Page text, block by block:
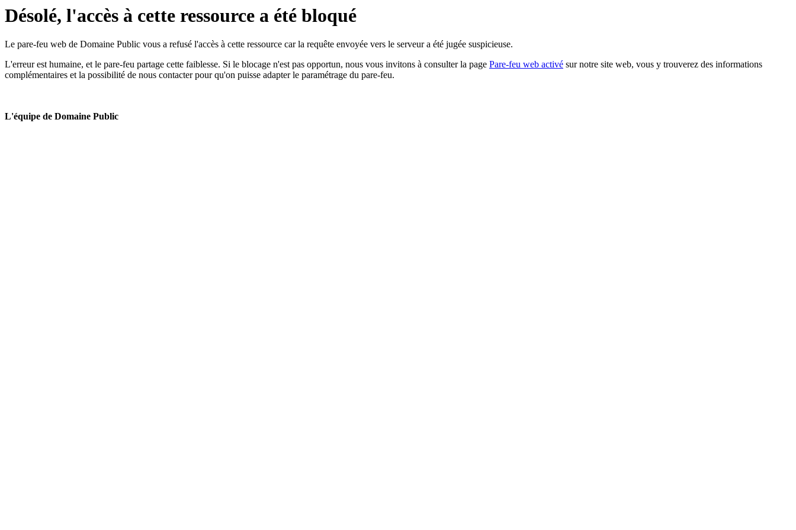
Désolé, l'accès à cette ressource a été bloqué
Le pare-feu web de Domaine Public vous a refusé l'accès à cette ressource car la requête envoyée vers le serveur a été jugée suspicieuse.
L'erreur est humaine, et le pare-feu partage cette faiblesse. Si le blocage n'est pas opportun, nous vous invitons à consulter la page Pare-feu web activé sur notre site web, vous y trouverez des informations
complémentaires et la possibilité de nous contacter pour qu'on puisse adapter le paramétrage du pare-feu.
L'équipe de Domaine Public